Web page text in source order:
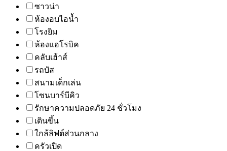
ซาวน่า
ห้องอบไอน้ำ
โรงยิม
ห้องแอโรบิค
คลับเฮ้าส์
รถบัส
สนามเด็กเล่น
โซนบาร์บีคิว
รักษาความปลอดภัย 24 ชั่วโมง
เดินขึ้น
ใกล้ลิฟต์ส่วนกลาง
ครัวเปิด